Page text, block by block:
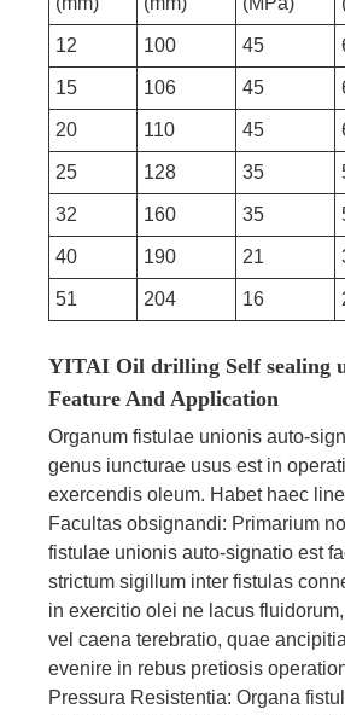
12 100 45
15 106 45
20 110 45
25 128 35
32 160 35
40 190 21
51 204 16
YITAI Oil drilling Self sealing
Feature And Application
Organum fistulae unionis auto-
genus iuncturae usus est in
exercendis oleum. Habet haec
Facultas obsignandi: Primarium
fistulae unionis auto-signatio est
strictum sigillum inter fistulas
in exercitio olei ne lacus
vel caena terebratio, quae
evenire in rebus pretiosis
Pressura Resistentia: Organa